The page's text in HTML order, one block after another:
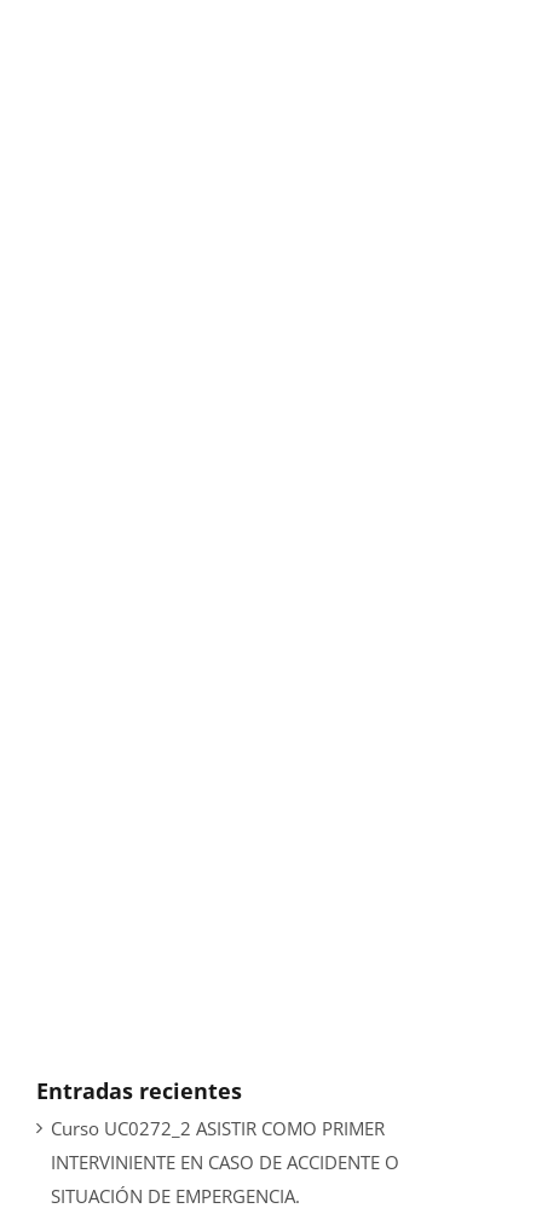
Entradas recientes
Curso UC0272_2 ASISTIR COMO PRIMER
INTERVINIENTE EN CASO DE ACCIDENTE O
SITUACIÓN DE EMPERGENCIA.